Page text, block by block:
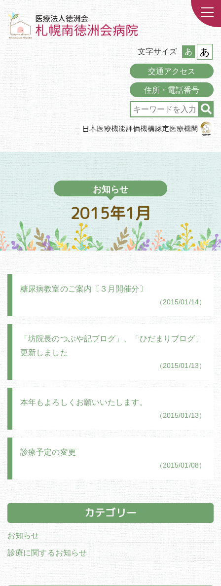
文字サイズ あ あ
交通アクセス
住所・電話番号
お知らせ
2015年1月
糖尿病教室のご案内〔３月開催分〕
（2015/01/14）
「坊院長のつぶや記ブログ」、「ひだまりブログ」
更新しました
（2015/01/13）
本年もよろしくお願いいたします。
（2015/01/13）
診療予定の変更
（2015/01/08）
カテゴリー
お知らせ
診療に関するお知らせ